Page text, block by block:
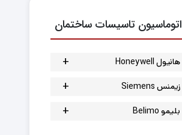
اتوماسیون تاسیسات ساختمان
+ هانیول Honeywell
شیر سه راهه موتوری
موتور شیر
+ زیمنس Siemens
شیر سه راهه موتوری
+ بلیمو Belimo